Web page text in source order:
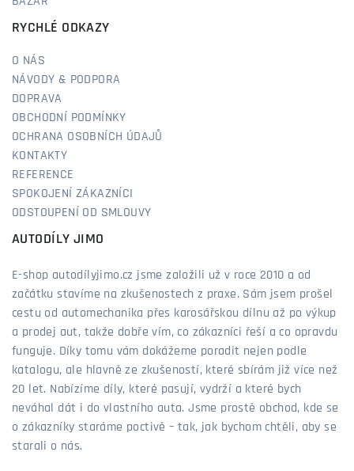
RYCHLÉ ODKAZY
O NÁS
NÁVODY & PODPORA
DOPRAVA
OBCHODNÍ PODMÍNKY
OCHRANA OSOBNÍCH ÚDAJŮ
KONTAKTY
REFERENCE
SPOKOJENÍ ZÁKAZNÍCI
ODSTOUPENÍ OD SMLOUVY
AUTODÍLY JIMO
E-shop autodílyjimo.cz jsme založili už v roce 2010 a od
začátku stavíme na zkušenostech z praxe. Sám jsem prošel
cestu od automechanika přes karosářskou dílnu až po výkup
a prodej aut, takže dobře vím, co zákazníci řeší a co opravdu
funguje. Díky tomu vám dokážeme poradit nejen podle
katalogu, ale hlavně ze zkušeností, které sbírám již více než
20 let. Nabízíme díly, které pasují, vydrží a které bych
neváhal dát i do vlastního auta. Jsme prostě obchod, kde se
o zákazníky staráme poctivě – tak, jak bychom chtěli, aby se
starali o nás.